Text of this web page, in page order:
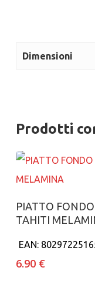
Dimensioni
Prodotti
Aggiungi al
PIATTO FONDO
TAHITI
EAN:
6.90 €